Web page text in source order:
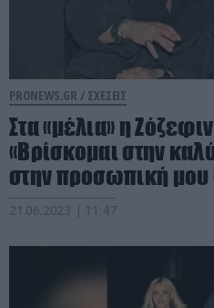
PRONEWS.GR / ΣΧΕΣΕΙΣ
Στα «μέλια» η
«Βρίσκομαι στην
στην προσωπική
21.06.2023 | 11:47